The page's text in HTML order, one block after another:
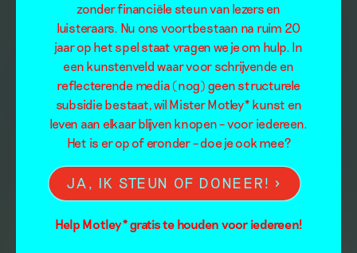
zonder financiële steun van lezers en
luisteraars. Nu ons voortbestaan na ruim 20
jaar op het spel staat vragen we je om hulp. In
een kunstenveld waar voor schrijvende en
reflecterende media (nog) geen structurele
subsidie bestaat, wil Mister Motley* kunst en
leven aan elkaar blijven knopen – voor iedereen.
Het is er op of eronder – doe je ook mee?
JA, IK STEUN OF DONEER!
Help Motley* gratis te houden voor iedereen!